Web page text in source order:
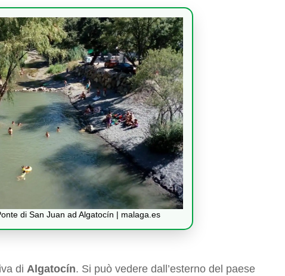
di San Juan ad Algatocín | malaga.es
di Algatocín. Si può vedere dall’esterno del paese